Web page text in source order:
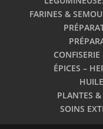
FARINES &
CONFISERIE
ÉPICES –
PLANTES
SOINS